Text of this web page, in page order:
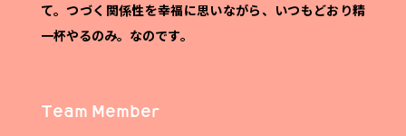
て。つづく関係性を幸福に思いながら、いつもどおり精
一杯やるのみ。なのです。
Team Member